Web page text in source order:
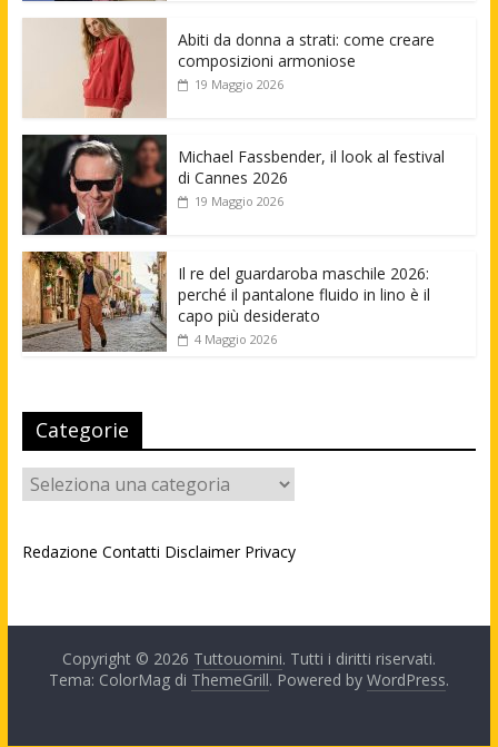
Abiti da donna a strati: come creare
composizioni armoniose
19 Maggio 2026
Michael Fassbender, il look al festival
di Cannes 2026
19 Maggio 2026
Il re del guardaroba maschile 2026:
perché il pantalone fluido in lino è il
capo più desiderato
4 Maggio 2026
Categorie
Categorie
Redazione Contatti Disclaimer Privacy
Copyright © 2026 Tuttouomini. Tutti i diritti riservati.
Tema: ColorMag di ThemeGrill. Powered by WordPress.